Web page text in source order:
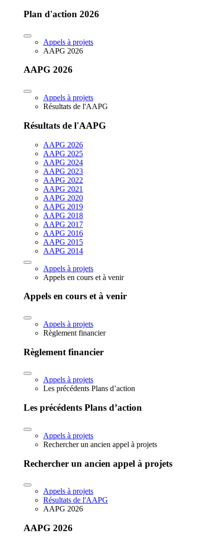
Plan d'action 2026
Appels à projets
AAPG 2026
AAPG 2026
Appels à projets
Résultats de l'AAPG
Résultats de l'AAPG
AAPG 2026
AAPG 2025
AAPG 2024
AAPG 2023
AAPG 2022
AAPG 2021
AAPG 2020
AAPG 2019
AAPG 2018
AAPG 2017
AAPG 2016
AAPG 2015
AAPG 2014
Appels à projets
Appels en cours et à venir
Appels en cours et à venir
Appels à projets
Règlement financier
Règlement financier
Appels à projets
Les précédents Plans d’action
Les précédents Plans d’action
Appels à projets
Rechercher un ancien appel à projets
Rechercher un ancien appel à projets
Appels à projets
Résultats de l'AAPG
AAPG 2026
AAPG 2026